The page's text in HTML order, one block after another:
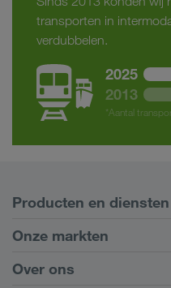
transporten in
verdubbelen.
2025
2013
*Aantal
Producten en diensten
Transport over de weg
Klantenportaal CONNECT
Onze markten
Europa
Over ons